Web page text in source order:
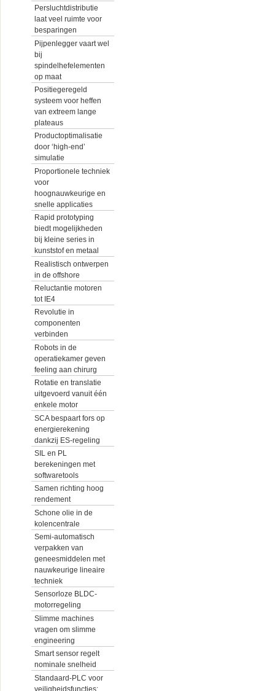
Persluchtdistributie
laat veel ruimte voor
besparingen
Pijpenlegger vaart wel
bij
spindelhefelementen
op maat
Positiegeregeld
systeem voor heffen
van extreem lange
plateaus
Productoptimalisatie
door ‘high-end’
simulatie
Proportionele techniek
voor
hoognauwkeurige en
snelle applicaties
Rapid prototyping
biedt mogelijkheden
bij kleine series in
kunststof en metaal
Realistisch ontwerpen
in de offshore
Reluctantie motoren
tot IE4
Revolutie in
componenten
verbinden
Robots in de
operatiekamer geven
feeling aan chirurg
Rotatie en translatie
uitgevoerd vanuit één
enkele motor
SCA bespaart fors op
energierekening
dankzij ES-regeling
SIL en PL
berekeningen met
softwaretools
Samen richting hoog
rendement
Schone olie in de
kolencentrale
Semi-automatisch
verpakken van
geneesmiddelen met
nauwkeurige lineaire
techniek
Sensorloze BLDC-
motorregeling
Slimme machines
vragen om slimme
engineering
Smart sensor regelt
nominale snelheid
Standaard-PLC voor
veiligheidsfuncties: